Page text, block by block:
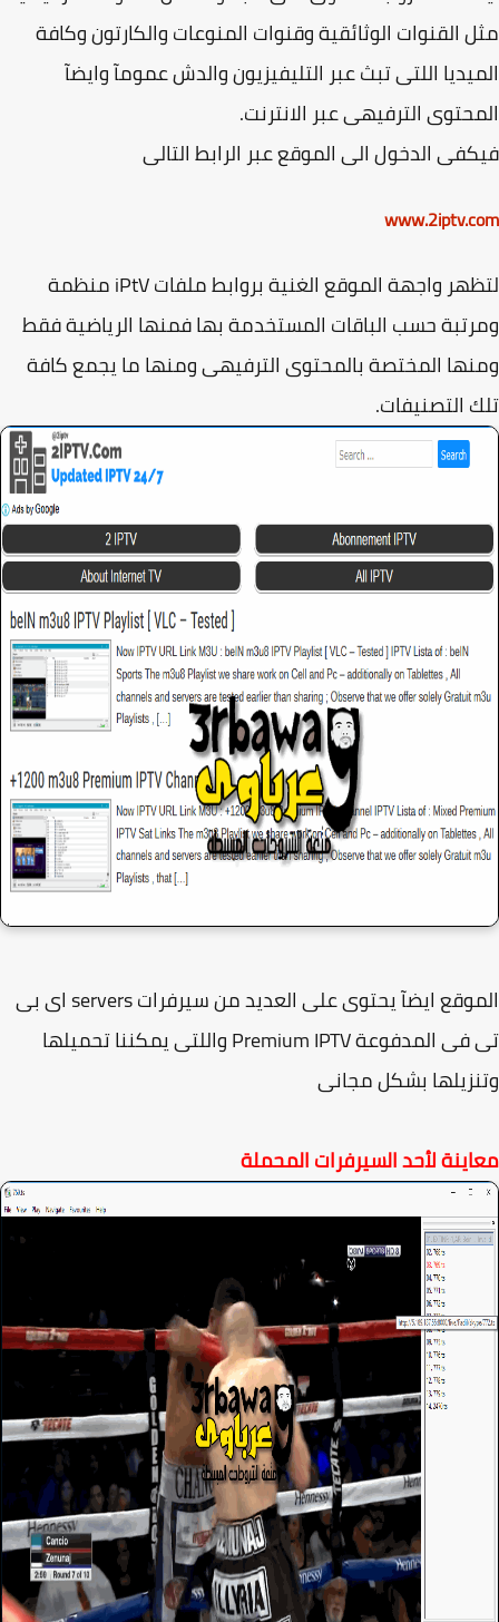
القنوات الوثائقية وقنوات المنوعات والكارتون وكافة
اللتى تبث عبر التليفيزيون والدش عمومآ وايضآ
الترفيهى عبر الانترنت.
الدخول الى الموقع عبر الرابط التالى
لتظهر واجهة الموقع الغنية بروابط ملفات iPtV منظمة
حسب الباقات المستخدمة بها فمنها الرياضية فقط
المختصة بالمحتوى الترفيهى ومنها ما يجمع كافة
التصنيفات.
الموقع ايضآ يحتوى على العديد من سيرفرات servers اى بى
تى فى المدفوعة Premium IPTV واللتى يمكننا تحميلها
بشكل مجانى
لأحد السيرفرات المحملة